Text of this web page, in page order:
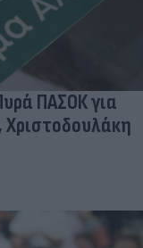
ΠΑΣΟΚ για